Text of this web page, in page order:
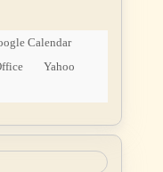
Calendar
Yahoo